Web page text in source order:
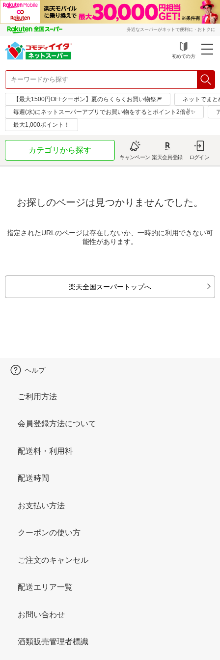
身近なスーパーがネットで便利に・おトクに
初めての方
【最大1500円OFFクーポン】夏のらくらくお買い物祭🎆
ネットでまと
毎週(水)にネットスーパーアプリでお買い物をするとポイント2倍✌✨
最大1,000ポイント！
カテゴリから探す
キャンペーン 楽天会員登録 ログイン
お探しのページは見つかりませんでした。
指定されたURLのページは存在しないか、一時的に利用できない可
能性があります。
楽天全国スーパートップへ
ヘルプ
ご利用方法
会員登録方法について
配送料・利用料
配送時間
お支払い方法
クーポンの使い方
ご注文のキャンセル
配送エリア一覧
お問い合わせ
酒類販売管理者標識